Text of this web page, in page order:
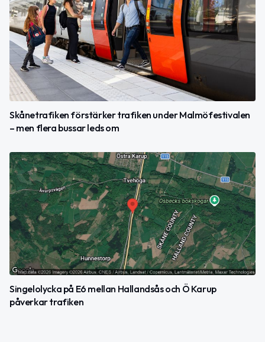
Skånetrafiken förstärker trafiken under Malmöfestivalen
– men flera bussar leds om
Singelolycka på E6 mellan Hallandsås och Ö Karup
påverkar trafiken